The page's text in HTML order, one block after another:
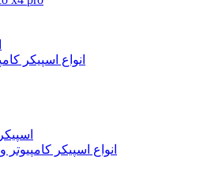
انواع اسپیکر
انواع اسپیکر